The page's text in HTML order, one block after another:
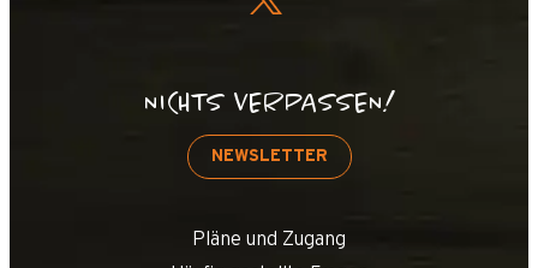
NICHTS VERPASSEN!
NEWSLETTER
Pläne und Zugang